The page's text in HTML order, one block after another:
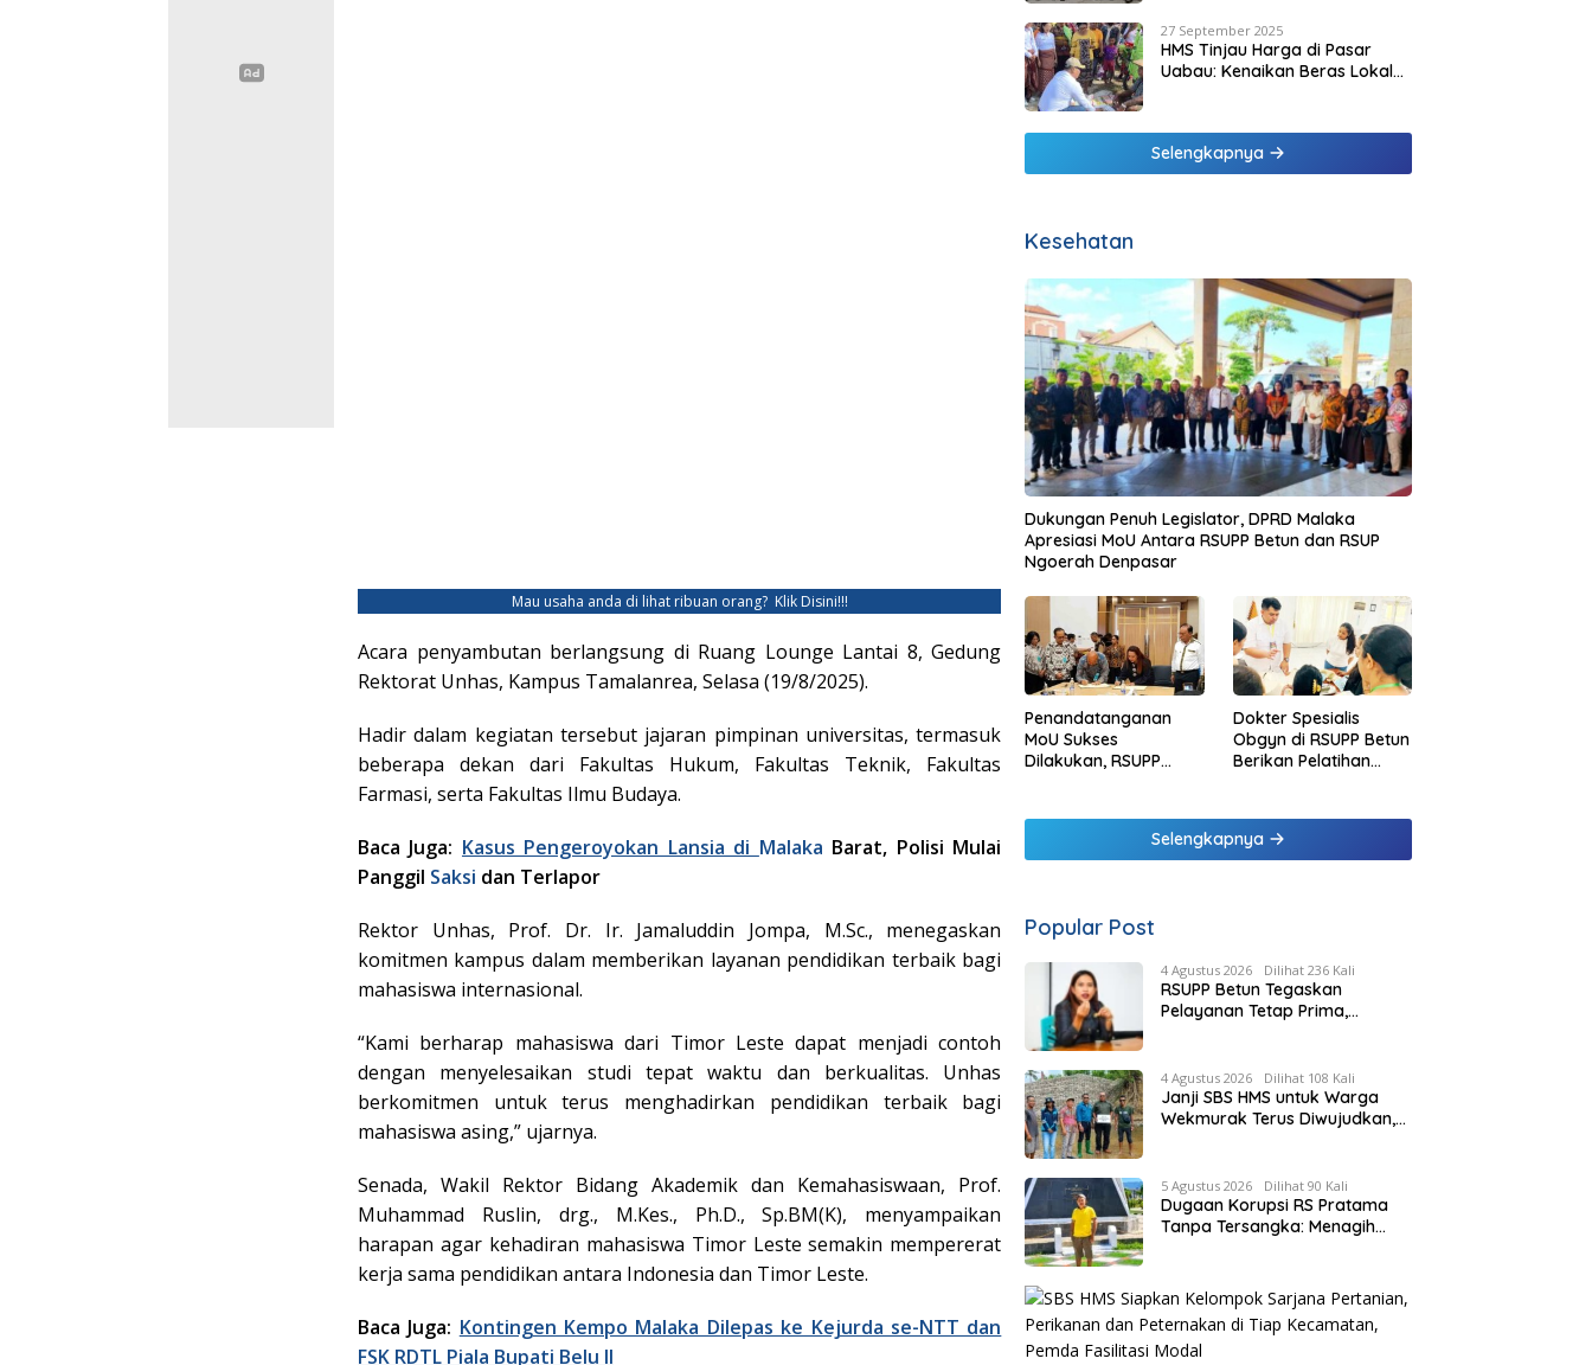
Mau usaha anda di lihat ribuan orang?Klik Disini!!!
Acara penyambutan berlangsung di Ruang Lounge Lantai 8, Gedung
Rektorat Unhas, Kampus Tamalanrea, Selasa (19/8/2025).
Hadir dalam kegiatan tersebut jajaran pimpinan universitas, termasuk
beberapa dekan dari Fakultas Hukum, Fakultas Teknik, Fakultas
Farmasi, serta Fakultas Ilmu Budaya.
Baca Juga: Kasus Pengeroyokan Lansia di Malaka Barat, Polisi Mulai
Panggil Saksi dan Terlapor
Rektor Unhas, Prof. Dr. Ir. Jamaluddin Jompa, M.Sc., menegaskan
komitmen kampus dalam memberikan layanan pendidikan terbaik bagi
mahasiswa internasional.
“Kami berharap mahasiswa dari Timor Leste dapat menjadi contoh
dengan menyelesaikan studi tepat waktu dan berkualitas. Unhas
berkomitmen untuk terus menghadirkan pendidikan terbaik bagi
mahasiswa asing,” ujarnya.
Senada, Wakil Rektor Bidang Akademik dan Kemahasiswaan, Prof.
Muhammad Ruslin, drg., M.Kes., Ph.D., Sp.BM(K), menyampaikan
harapan agar kehadiran mahasiswa Timor Leste semakin mempererat
kerja sama pendidikan antara Indonesia dan Timor Leste.
Baca Juga: Kontingen Kempo Malaka Dilepas ke Kejurda se-NTT dan
FSK RDTL Piala Bupati Belu II
27 September 2025
HMS Tinjau Harga di Pasar
Uabau: Kenaikan Beras Lokal
Selengkapnya
Kesehatan
Dukungan Penuh Legislator, DPRD Malaka
Apresiasi MoU Antara RSUPP Betun dan RSUP
Ngoerah Denpasar
Penandatanganan
MoU Sukses
Dilakukan, RSUPP
Ngoerah
Dokter Spesialis
Obgyn di RSUPP Betun
Berikan Pelatihan
Persalinan Bagi
Tenaga Kesehatan di
Selengkapnya
Popular Post
4 Agustus 2026 Dilihat 236 Kali
RSUPP Betun Tegaskan
Pelayanan Tetap Prima,
Penuhnya ICU RS Tujuan
4 Agustus 2026 Dilihat 108 Kali
Janji SBS HMS untuk Warga
Wekmurak Terus Diwujudkan,
Rp4,57 Miliar
5 Agustus 2026 Dilihat 90 Kali
Dugaan Korupsi RS Pratama
Tanpa Tersangka: Menagih